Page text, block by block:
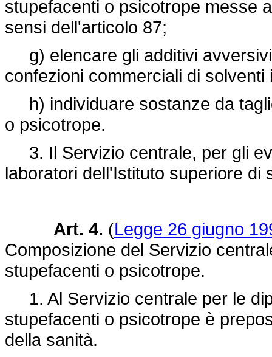
stupefacenti o psicotrope messe
sensi dell'articolo 87;
g) elencare gli additivi
confezioni commerciali di solventi
h) individuare sostanze da
o psicotrope.
3. Il Servizio centrale, per gli
laboratori dell'Istituto superiore di
Art. 4. (Legge 26 giugno
Composizione del Servizio
stupefacenti o psicotrope.
1. Al Servizio centrale per le
stupefacenti o psicotrope è
della sanità.